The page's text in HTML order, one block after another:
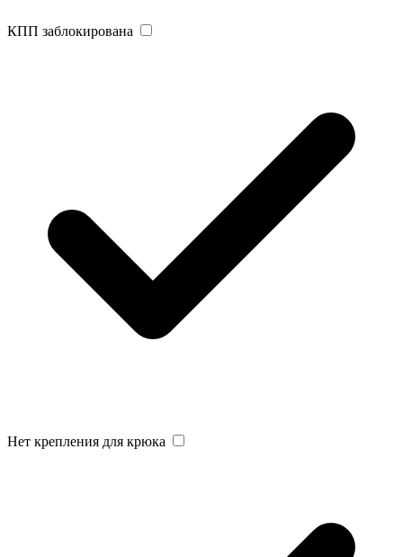
КПП заблокирована
Нет крепления для крюка